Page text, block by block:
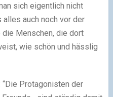
sich eigentlich nicht
auch noch vor der
Menschen, die dort
wie schön und hässlig
Protagonisten der